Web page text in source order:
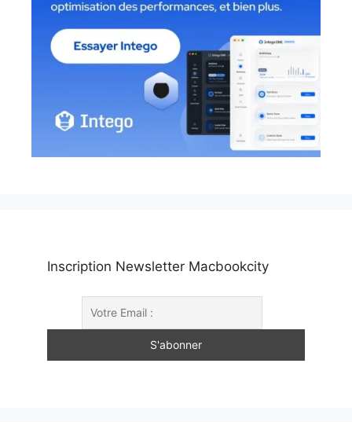
Inscription Newsletter Macbookcity